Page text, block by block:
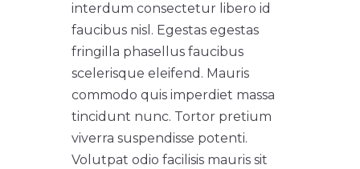
interdum consectetur libero id
faucibus nisl. Egestas egestas
fringilla phasellus faucibus
scelerisque eleifend. Mauris
commodo quis imperdiet massa
tincidunt nunc. Tortor pretium
viverra suspendisse potenti.
Volutpat odio facilisis mauris sit